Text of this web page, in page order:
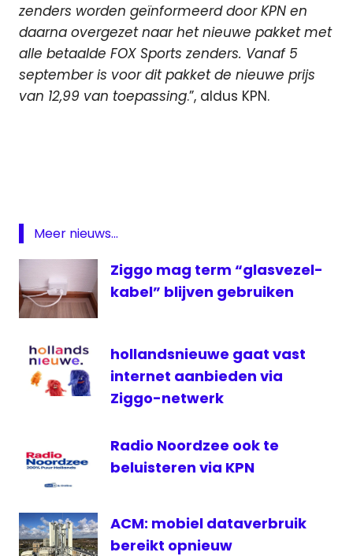
zenders worden geïnformeerd door KPN en
daarna overgezet naar het nieuwe pakket met
alle betaalde FOX Sports zenders. Vanaf 5
september is voor dit pakket de nieuwe prijs
van 12,99 van toepassing.”, aldus KPN.
voetbal
Meer nieuws...
Ziggo mag term “glasvezel-
kabel” blijven gebruiken
hollandsnieuwe gaat vast
internet aanbieden via
Ziggo-netwerk
Radio Noordzee ook te
beluisteren via KPN
ACM: mobiel dataverbruik
bereikt opnieuw